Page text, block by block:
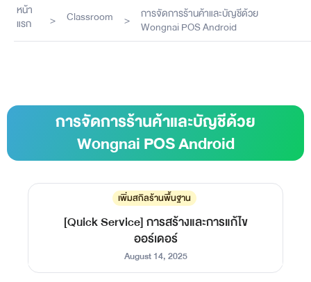
หน้า
แรก
> Classroom >
การจัดการร้านค้าและบัญชีด้วย
Wongnai POS Android
การจัดการร้านค้าและบัญชีด้วย
Wongnai POS Android
เพิ่มสกิลร้านพื้นฐาน
[Quick Service] การสร้างและการแก้ไข
ออร์เดอร์
August 14, 2025